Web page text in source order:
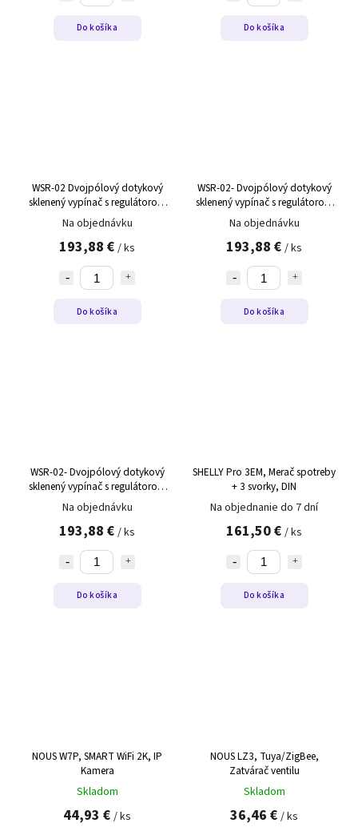
Do košíka Do košíka
WSR-02 Dvojpólový dotykový
sklenený vypínač s regulátorom
teploty WSR-02 biely, ľavý
Na objednávku
193,88 € / ks
Do košíka
WSR-02- Dvojpólový dotykový
sklenený vypínač s regulátorom
teploty WSR-02 čierny,pravý
Na objednávku
193,88 € / ks
Do košíka
WSR-02- Dvojpólový dotykový
sklenený vypínač s regulátorom
teploty WSR-02 biely,pravý
Na objednávku
193,88 € / ks
Do košíka
SHELLY Pro 3EM, Merač spotreby
+ 3 svorky, DIN
Na objednanie do 7 dní
161,50 € / ks
Do košíka
NOUS W7P, SMART WiFi 2K, IP
Kamera
Skladom
44,93 € / ks
NOUS LZ3, Tuya/ZigBee,
Zatvárač ventilu
Skladom
36,46 € / ks